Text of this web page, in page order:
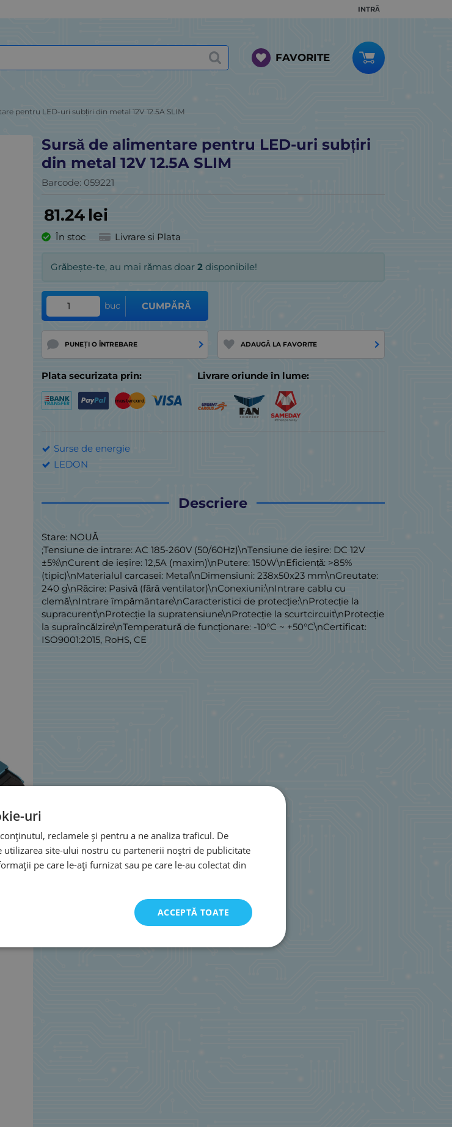
INTRĂ
FAVORITE
pentru LED-uri subțiri din metal 12V 12.5A SLIM
Sursă de alimentare pentru LED-uri subțiri
din metal 12V 12.5A SLIM
Barcode: 059221
81.24 lei
În stoc Livrare si Plata
Grăbește-te, au mai rămas doar2 disponibile!
buc CUMPĂRĂ
PUNEȚI O ÎNTREBARE ADAUGĂ LA FAVORITE
Plata securizata prin: Livrare oriunde în lume:
Surse de energie
LEDON
Descriere
Stare: NOUĂ
;Tensiune de intrare: AC 185-260V (50/60Hz)\nTensiune de ieșire: DC 12V
±5%\nCurent de ieșire: 12,5A (maxim)\nPutere: 150W\nEficiență: >85%
(tipic)\nMaterialul carcasei: Metal\nDimensiuni: 238x50x23 mm\nGreutate:
240 g\nRăcire: Pasivă (fără ventilator)\nConexiuni:\nIntrare cablu cu
clemă\nIntrare împământare\nCaracteristici de protecție:\nProtecție la
supracurent\nProtecție la supratensiune\nProtecție la scurtcircuit\nProtecție
la supraîncălzire\nTemperatură de funcționare: -10°C ~ +50°C\nCertificat:
ISO9001:2015, RoHS, CE
uri
reclamele și pentru a ne analiza traficul. De
site-ului nostru cu partenerii noștri de publicitate
pe care le-ați furnizat sau pe care le-au colectat din
ACCEPTĂ TOATE